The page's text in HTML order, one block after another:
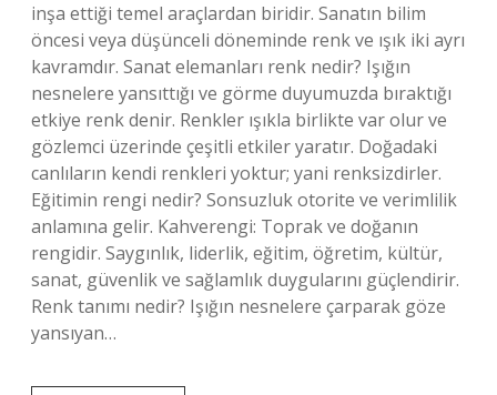
inşa ettiği temel araçlardan biridir. Sanatın bilim
öncesi veya düşünceli döneminde renk ve ışık iki ayrı
kavramdır. Sanat elemanları renk nedir? Işığın
nesnelere yansıttığı ve görme duyumuzda bıraktığı
etkiye renk denir. Renkler ışıkla birlikte var olur ve
gözlemci üzerinde çeşitli etkiler yaratır. Doğadaki
canlıların kendi renkleri yoktur; yani renksizdirler.
Eğitimin rengi nedir? Sonsuzluk otorite ve verimlilik
anlamına gelir. Kahverengi: Toprak ve doğanın
rengidir. Saygınlık, liderlik, eğitim, öğretim, kültür,
sanat, güvenlik ve sağlamlık duygularını güçlendirir.
Renk tanımı nedir? Işığın nesnelere çarparak göze
yansıyan…